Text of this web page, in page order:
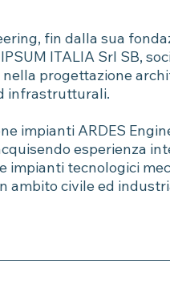
fin dalla sua
ITALIA Srl SB,
nella progettazione
infrastrutturali.
impianti ARDES
esperienza
impianti tecnologici
ambito civile ed